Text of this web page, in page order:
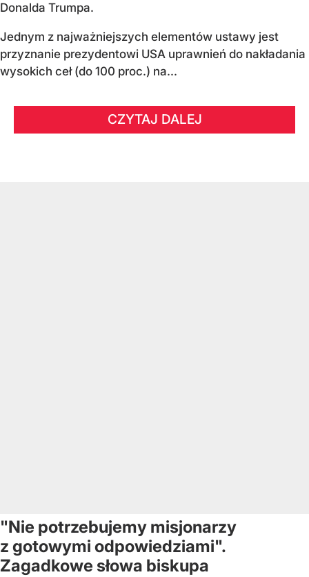
Donalda Trumpa.
Jednym z najważniejszych elementów ustawy jest
przyznanie prezydentowi USA uprawnień do nakładania
wysokich ceł (do 100 proc.) na...
CZYTAJ DALEJ
"Nie potrzebujemy misjonarzy
z gotowymi odpowiedziami".
Zagadkowe słowa biskupa